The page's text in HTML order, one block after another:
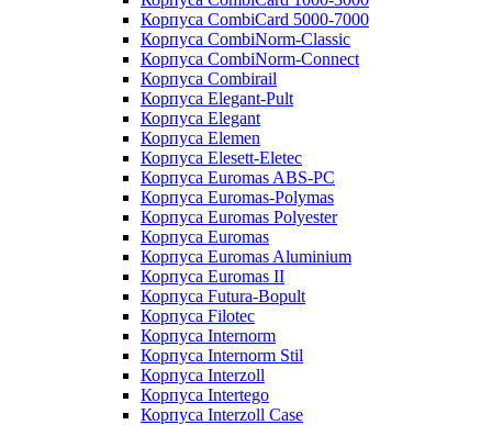
Корпуса CombiCard 5000-7000
Корпуса CombiNorm-Classic
Корпуса CombiNorm-Connect
Корпуса Combirail
Корпуса Elegant-Pult
Корпуса Elegant
Корпуса Elemen
Корпуса Elesett-Eletec
Корпуса Euromas ABS-PC
Корпуса Euromas-Polymas
Корпуса Euromas Polyester
Корпуса Euromas
Корпуса Euromas Aluminium
Корпуса Euromas II
Корпуса Futura-Bopult
Корпуса Filotec
Корпуса Internorm
Корпуса Internorm Stil
Корпуса Interzoll
Корпуса Intertego
Корпуса Interzoll Case